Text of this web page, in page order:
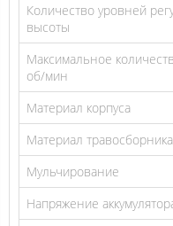
Количество уровней
высоты
Максимальное
об/мин
Материал корпуса
Материал травосборника
Мульчирование
Напряжение